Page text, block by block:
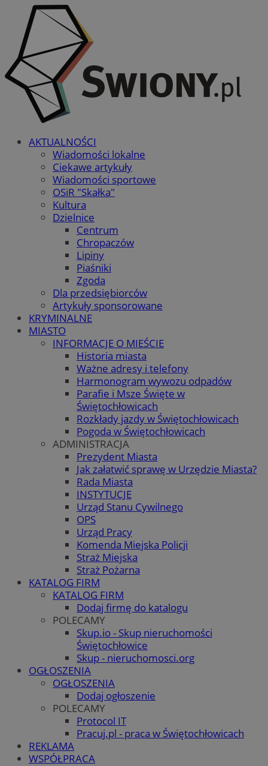
AKTUALNOŚCI
Wiadomości lokalne
Ciekawe artykuły
Wiadomości sportowe
OSiR "Skałka"
Kultura
Dzielnice
Centrum
Chropaczów
Lipiny
Piaśniki
Zgoda
Dla przedsiębiorców
Artykuły sponsorowane
KRYMINALNE
MIASTO
INFORMACJE O MIEŚCIE
Historia miasta
Ważne adresy i telefony
Harmonogram wywozu odpadów
Parafie i Msze Święte w
Świętochłowicach
Rozkłady jazdy w Świętochłowicach
Pogoda w Świętochłowicach
ADMINISTRACJA
Prezydent Miasta
Jak załatwić sprawę w Urzędzie Miasta?
Rada Miasta
INSTYTUCJE
Urząd Stanu Cywilnego
OPS
Urząd Pracy
Komenda Miejska Policji
Straż Miejska
Straż Pożarna
KATALOG FIRM
KATALOG FIRM
Dodaj firmę do katalogu
POLECAMY
Skup.io - Skup nieruchomości
Świętochłowice
Skup - nieruchomosci.org
OGŁOSZENIA
OGŁOSZENIA
Dodaj ogłoszenie
POLECAMY
Protocol IT
Pracuj.pl - praca w Świętochłowicach
REKLAMA
WSPÓŁPRACA